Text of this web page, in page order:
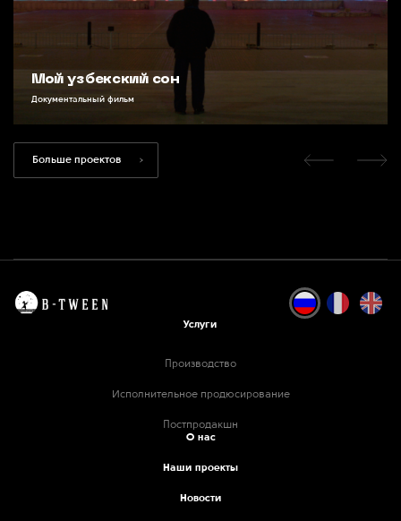
Мой узбекский сон
Документальный фильм
Больше проектов
Услуги
Производство
Исполнительное продюсирование
Постпродакшн
О нас
Наши проекты
Новости